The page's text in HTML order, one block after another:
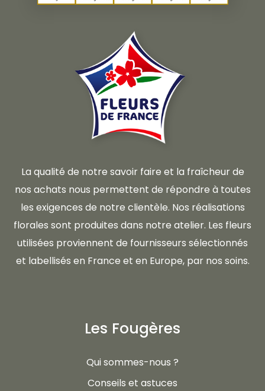
La qualité de notre savoir faire et la fraîcheur de
nos achats nous permettent de répondre à toutes
les exigences de notre clientèle. Nos réalisations
florales sont produites dans notre atelier. Les fleurs
utilisées proviennent de fournisseurs sélectionnés
et labellisés en France et en Europe, par nos soins.
Les Fougères
Qui sommes-nous ?
Conseils et astuces